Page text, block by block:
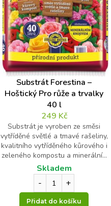
Substrát Forestina –
Hoštický Pro růže a trvalky
40 l
249 Kč
Substrát je vyroben ze směsi
vytříděné světlé a tmavé rašeliny,
kvalitního vytříděného kůrového i
zeleného kompostu a minerální...
Skladem
Přidat do košíku